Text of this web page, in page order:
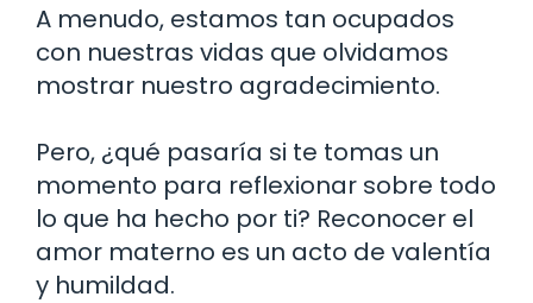
A menudo, estamos tan ocupados
con nuestras vidas que olvidamos
mostrar nuestro agradecimiento.
Pero, ¿qué pasaría si te tomas un
momento para reflexionar sobre todo
lo que ha hecho por ti? Reconocer el
amor materno es un acto de valentía
y humildad.